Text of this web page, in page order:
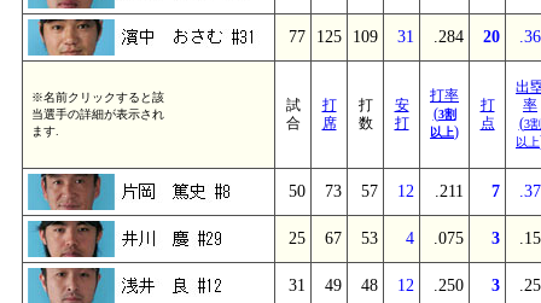
77 125 109 31 .284 20
※名前クリックすると該
当選手の詳細が表示され
ます.
試
合
打
席
打
数
安
打
打率
(3割
以上)
打
点
出
率
(3割
以上
50 73 57 12 .211 7
25 67 53 4 .075 3
31 49 48 12 .250 3